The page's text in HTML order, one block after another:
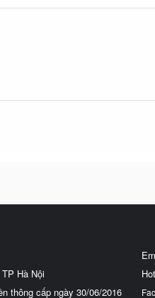
Hà Nội
thông cấp ngày 30/06/2016